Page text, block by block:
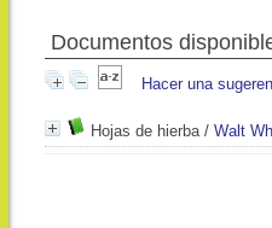
Documentos
Hacer una
Hojas de hierba/ Walt